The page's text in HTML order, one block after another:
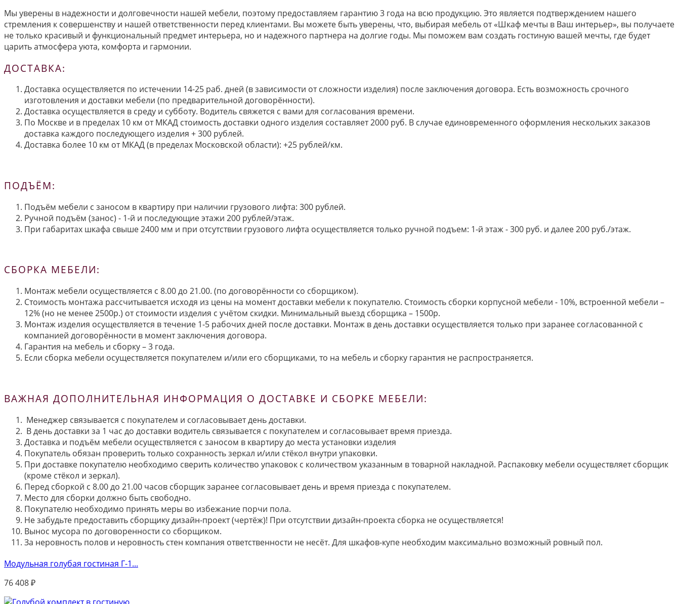
Мы уверены в надежности и долговечности нашей мебели, поэтому предоставляем гарантию 3 года на всю продукцию. Это является подтверждением нашего
стремления к совершенству и нашей ответственности перед клиентами. Вы можете быть уверены, что, выбирая мебель от «Шкаф мечты в Ваш интерьер», вы получаете
не только красивый и функциональный предмет интерьера, но и надежного партнера на долгие годы. Мы поможем вам создать гостиную вашей мечты, где будет
царить атмосфера уюта, комфорта и гармонии.
ДОСТАВКА:
Доставка осуществляется по истечении 14-25 раб. дней (в зависимости от сложности изделия) после заключения договора. Есть возможность срочного
изготовления и доставки мебели (по предварительной договорённости).
Доставка осуществляется в среду и субботу. Водитель свяжется с вами для согласования времени.
По Москве и в пределах 10 км от МКАД стоимость доставки одного изделия составляет 2000 руб. В случае единовременного оформления нескольких заказов
доставка каждого последующего изделия + 300 рублей.
Доставка более 10 км от МКАД (в пределах Московской области): +25 рублей/км.
ПОДЪЁМ:
Подъём мебели с заносом в квартиру при наличии грузового лифта: 300 рублей.
Ручной подъём (занос) - 1-й и последующие этажи 200 рублей/этаж.
При габаритах шкафа свыше 2400 мм и при отсутствии грузового лифта осуществляется только ручной подъем: 1-й этаж - 300 руб. и далее 200 руб./этаж.
СБОРКА МЕБЕЛИ:
Монтаж мебели осуществляется с 8.00 до 21.00. (по договорённости со сборщиком).
Стоимость монтажа рассчитывается исходя из цены на момент доставки мебели к покупателю. Стоимость сборки корпусной мебели - 10%, встроенной мебели –
12% (но не менее 2500р.) от стоимости изделия с учётом скидки. Минимальный выезд сборщика – 1500р.
Монтаж изделия осуществляется в течение 1-5 рабочих дней после доставки. Монтаж в день доставки осуществляется только при заранее согласованной с
компанией договорённости в момент заключения договора.
Гарантия на мебель и сборку – 3 года.
Если сборка мебели осуществляется покупателем и/или его сборщиками, то на мебель и сборку гарантия не распространяется.
ВАЖНАЯ ДОПОЛНИТЕЛЬНАЯ ИНФОРМАЦИЯ О ДОСТАВКЕ И СБОРКЕ МЕБЕЛИ:
Менеджер связывается с покупателем и согласовывает день доставки.
В день доставки за 1 час до доставки водитель связывается с покупателем и согласовывает время приезда.
Доставка и подъём мебели осуществляется с заносом в квартиру до места установки изделия
Покупатель обязан проверить только сохранность зеркал и/или стёкол внутри упаковки.
При доставке покупателю необходимо сверить количество упаковок с количеством указанным в товарной накладной. Распаковку мебели осуществляет сборщик
(кроме стёкол и зеркал).
Перед сборкой с 8.00 до 21.00 часов сборщик заранее согласовывает день и время приезда с покупателем.
Место для сборки должно быть свободно.
Покупателю необходимо принять меры во избежание порчи пола.
Не забудьте предоставить сборщику дизайн-проект (чертёж)! При отсутствии дизайн-проекта сборка не осуществляется!
Вынос мусора по договоренности со сборщиком.
За неровность полов и неровность стен компания ответственности не несёт. Для шкафов-купе необходим максимально возможный ровный пол.
Модульная голубая гостиная Г-1...
76 408₽